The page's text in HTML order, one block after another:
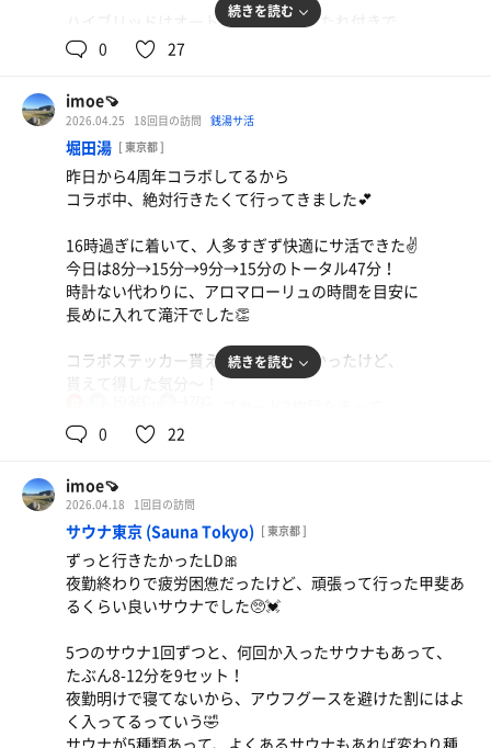
ハイブリッドはオートロウリュ+背もたれ付きで
12分入るのが精一杯だった…
いろんなサウナを楽しみたい人にはおすすめかも🤔
続きを読む
0 27
imoe🍠
2026.04.25 18回目の訪問 銭湯サ活
堀田湯 [ 東京都 ]
昨日から4周年コラボしてるから
コラボ中、絶対行きたくて行ってきました💕
16時過ぎに着いて、人多すぎず快適にサ活できた✌️
今日は8分→15分→9分→15分のトータル47分！
時計ない代わりに、アロマローリュの時間を目安に
長めに入れて滝汗でした👏
コラボステッカー貰えるって知らなかったけど、
「3種類キーホルダーのうち1つ、1回サウナ無料券、
形になるもの好きなため、キーホルダー貰った✌️
堀田湯らしいシンプル「ほっ」にした！
続きを読む
0 22
imoe🍠
2026.04.18 1回目の訪問
サウナ東京 (Sauna Tokyo) [ 東京都 ]
ずっと行きたかったLD🎀
夜勤終わりで疲労困憊だったけど、頑張って行った甲斐あ
るくらい良いサウナでした🥺💓
5つのサウナ1回ずつと、何回か入ったサウナもあって、
たぶん8-12分を9セット！
夜勤明けで寝てないから、アウフグースを避けた割にはよ
く入ってるっていう🤣
サウナが5種類あって、よくあるサウナもあれば変わり種